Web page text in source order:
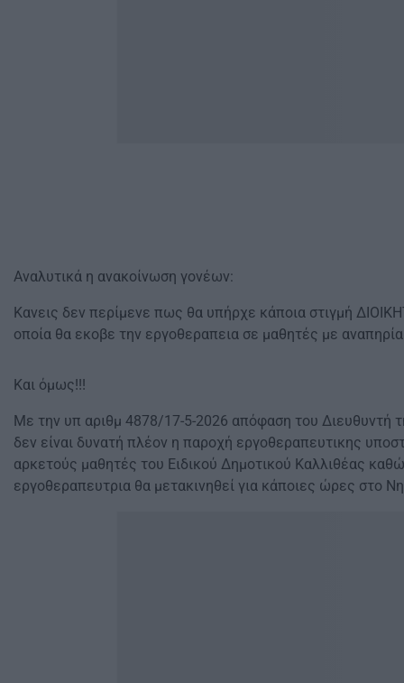
Αναλυτικά η ανακοίνωση γονέων:
Κανεις δεν περίμενε πως θα υπήρχε κάποια στιγμή
οποία θα εκοβε την εργοθεραπεια σε μαθητές με
Και όμως!!!
Με την υπ αριθμ 4878/17-5-2026 απόφαση του Διευθυντή
δεν είναι δυνατή πλέον η παροχή εργοθεραπευτικης
αρκετούς μαθητές του Ειδικού Δημοτικού Καλλιθέας
εργοθεραπευτρια θα μετακινηθεί για κάποιες ώρες στο